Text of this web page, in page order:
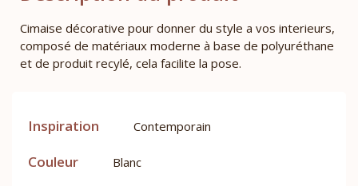
Cimaise décorative pour donner du style a vos interieurs,
composé de matériaux moderne à base de polyuréthane
et de produit recylé, cela facilite la pose.
Inspiration Contemporain
Couleur Blanc